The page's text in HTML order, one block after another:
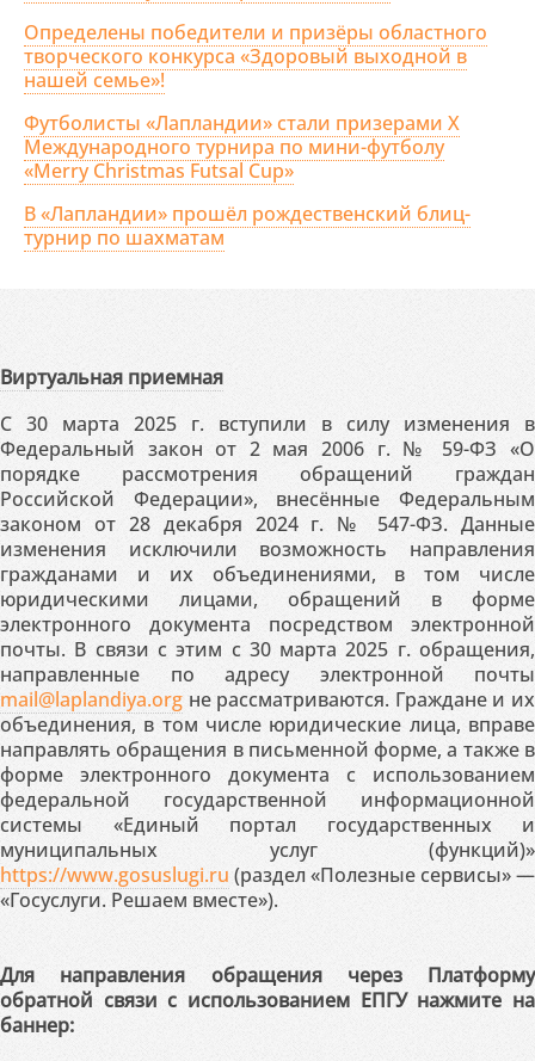
Определены победители и призёры областного
творческого конкурса «Здоровый выходной в
нашей семье»!
Футболисты «Лапландии» стали призерами X
Международного турнира по мини-футболу
«Merry Christmas Futsal Cup»
В «Лапландии» прошёл рождественский блиц-
турнир по шахматам
Виртуальная приемная
С 30 марта 2025 г. вступили в силу изменения в
Федеральный закон от 2 мая 2006 г. № 59-ФЗ «О
порядке рассмотрения обращений граждан
Российской Федерации», внесённые Федеральным
законом от 28 декабря 2024 г. № 547-ФЗ. Данные
изменения исключили возможность направления
гражданами и их объединениями, в том числе
юридическими лицами, обращений в форме
электронного документа посредством электронной
почты. В связи с этим с 30 марта 2025 г. обращения,
направленные по адресу электронной почты
mail@laplandiya.org не рассматриваются. Граждане и их
объединения, в том числе юридические лица, вправе
направлять обращения в письменной форме, а также в
форме электронного документа с использованием
федеральной государственной информационной
системы «Единый портал государственных и
муниципальных услуг (функций)»
https://www.gosuslugi.ru (раздел «Полезные сервисы» —
«Госуслуги. Решаем вместе»).
Для направления обращения через Платформу
обратной связи с использованием ЕПГУ нажмите на
баннер: